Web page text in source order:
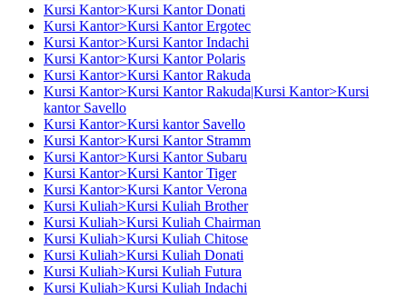
Kursi Kantor>Kursi Kantor Donati
Kursi Kantor>Kursi Kantor Ergotec
Kursi Kantor>Kursi Kantor Indachi
Kursi Kantor>Kursi Kantor Polaris
Kursi Kantor>Kursi Kantor Rakuda
Kursi Kantor>Kursi Kantor Rakuda|Kursi Kantor>Kursi
kantor Savello
Kursi Kantor>Kursi kantor Savello
Kursi Kantor>Kursi Kantor Stramm
Kursi Kantor>Kursi Kantor Subaru
Kursi Kantor>Kursi Kantor Tiger
Kursi Kantor>Kursi Kantor Verona
Kursi Kuliah>Kursi Kuliah Brother
Kursi Kuliah>Kursi Kuliah Chairman
Kursi Kuliah>Kursi Kuliah Chitose
Kursi Kuliah>Kursi Kuliah Donati
Kursi Kuliah>Kursi Kuliah Futura
Kursi Kuliah>Kursi Kuliah Indachi